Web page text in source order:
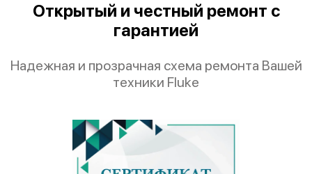
Открытый и честный ремонт с
гарантией
Надежная и прозрачная схема ремонта Вашей
техники Fluke